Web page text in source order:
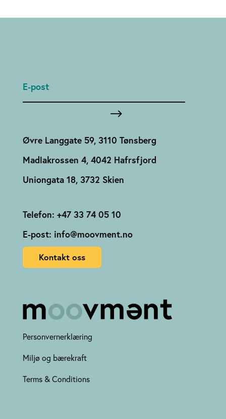
Øvre Langgate 59, 3110 Tønsberg
Madlakrossen 4, 4042 Hafrsfjord
Uniongata 18, 3732 Skien
Telefon: +47 33 74 05 10
E-post: info@moovment.no
Kontakt oss
Personvernerklæring
Miljø og bærekraft
Terms & Conditions